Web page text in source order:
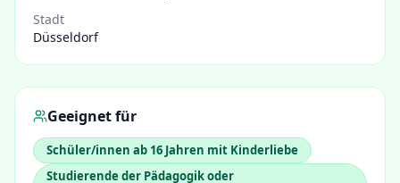
Stadt
Düsseldorf
Geeignet für
Schüler/innen ab 16 Jahren mit Kinderliebe
Studierende der Pädagogik oder